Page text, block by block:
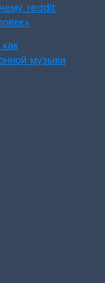
reddit
музыки